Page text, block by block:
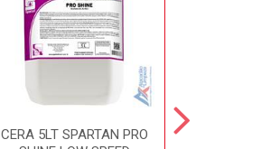
CERA 5LT SPARTAN PRO